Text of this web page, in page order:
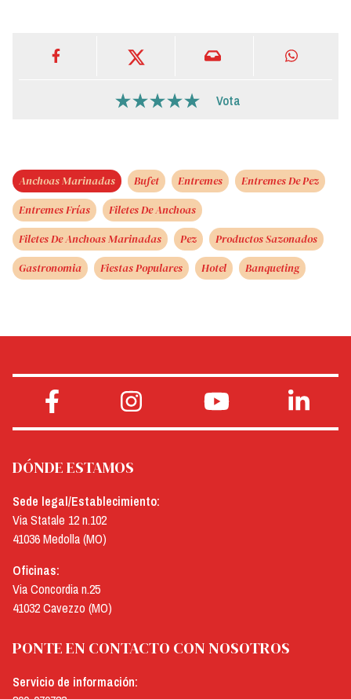
Vota
Anchoas Marinadas Bufet Entremes
Entremes De Pez
Entremes Frías
Filetes De Anchoas
Filetes De Anchoas Marinadas
Pez
Productos Sazonados
Gastronomia
Fiestas Populares Hotel Banqueting
DÓNDE ESTAMOS
Sede legal/Establecimiento:
Via Statale 12 n.102
41036 Medolla (MO)
Oficinas:
Via Concordia n.25
41032 Cavezzo (MO)
PONTE EN CONTACTO CON NOSOTROS
Servicio de información: